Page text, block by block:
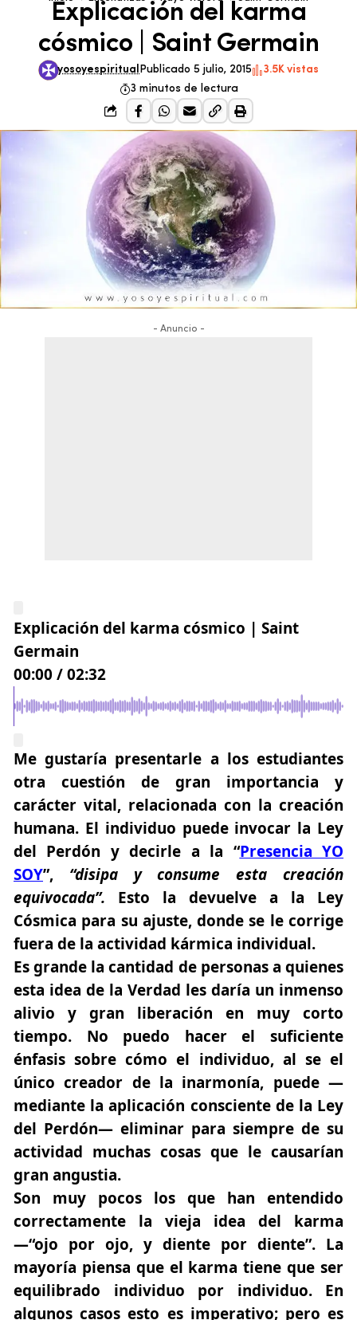
Explicación del karma
cósmico | Saint Germain
yosoyespiritual Publicado 5 julio, 2015
3.5K vistas
3 minutos de lectura
- Anuncio -
Explicación del karma cósmico | Saint
Germain
00:00 /02:32
Me gustaría presentarle a los estudiantes
otra cuestión de gran importancia y
carácter vital, relacionada con la creación
humana. El individuo puede invocar la Ley
del Perdón y decirle a la “Presencia YO
SOY”, “disipa y consume esta creación
equivocada”. Esto la devuelve a la Ley
Cósmica para su ajuste, donde se le corrige
fuera de la actividad kármica individual.
Es grande la cantidad de personas a quienes
esta idea de la Verdad les daría un inmenso
alivio y gran liberación en muy corto
tiempo. No puedo hacer el suficiente
énfasis sobre cómo el individuo, al se el
único creador de la inarmonía, puede —
mediante la aplicación consciente de la Ley
del Perdón— eliminar para siempre de su
actividad muchas cosas que le causarían
gran angustia.
Son muy pocos los que han entendido
correctamente la vieja idea del karma
—“ojo por ojo, y diente por diente”. La
mayoría piensa que el karma tiene que ser
equilibrado individuo por individuo. En
algunos casos esto es imperativo; pero es